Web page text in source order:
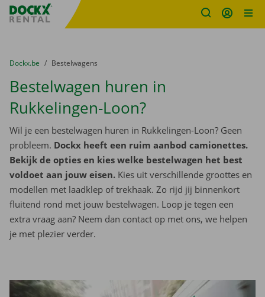
Fratello DEMO
U bevindt zich hier:
van
Dockx.be naar
Bestelwagens
Bestelwagen huren in
Rukkelingen-Loon?
Wil je een bestelwagen huren in Rukkelingen-Loon? Geen
probleem. Dockx heeft een ruim aanbod camionettes.
Bekijk de opties en kies welke bestelwagen het best
voldoet aan jouw eisen. Kies uit verschillende groottes en
modellen met laadklep of trekhaak. Zo rijd jij binnenkort
fluitend rond met jouw bestelwagen. Loop je tegen een
extra vraag aan? Neem dan contact op met ons, we helpen
je met plezier verder.